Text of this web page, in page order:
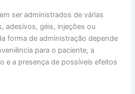
ser administrados de várias
adesivos, géis, injeções ou
forma de administração depende
para o paciente, a
e a presença de possíveis efeitos